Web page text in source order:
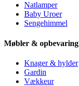
Natlamper
Baby Uroer
Sengehimmel
Møbler & opbevaring
Knager & hylder
Gardin
Vækkeur